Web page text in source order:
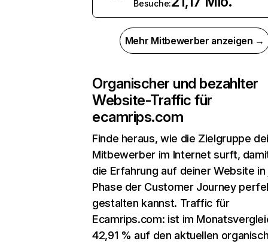
Besuche:
Mehr Mitbewerber anzeigen →
Organischer und bezahlter
Website-Traffic für
ecamrips.com
Finde heraus, wie die Zielgruppe
Mitbewerber im Internet surft,
die Erfahrung auf deiner Website
Phase der Customer Journey
gestalten kannst. Traffic für
Ecamrips.com: ist im
42,91 % auf den aktuellen